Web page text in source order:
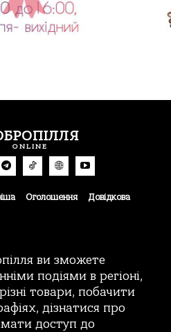
ONLINE
Оголошення Довідкова
ви зможете
подіями в регіоні,
товари, побачити
дізнатися про
доступ до